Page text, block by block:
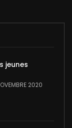
jeunes
2020